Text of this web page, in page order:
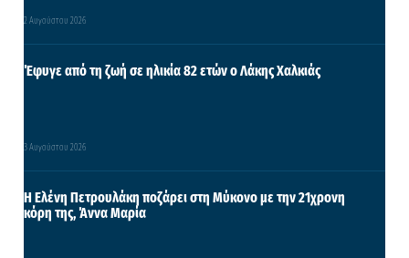
2 Αυγούστου 2026
Έφυγε από τη ζωή σε ηλικία 82 ετών ο Λάκης Χαλκιάς
3 Αυγούστου 2026
Η Ελένη Πετρουλάκη ποζάρει στη Μύκονο με την 21χρονη
κόρη της, Άννα Μαρία